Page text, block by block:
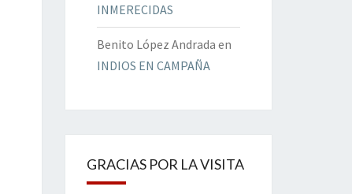
INMERECIDAS
Benito López Andrada en
INDIOS EN CAMPAÑA
GRACIAS POR LA VISITA